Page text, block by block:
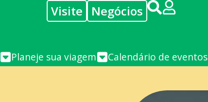
Visite Negócios
Planeje sua viagem Calendário de eventos